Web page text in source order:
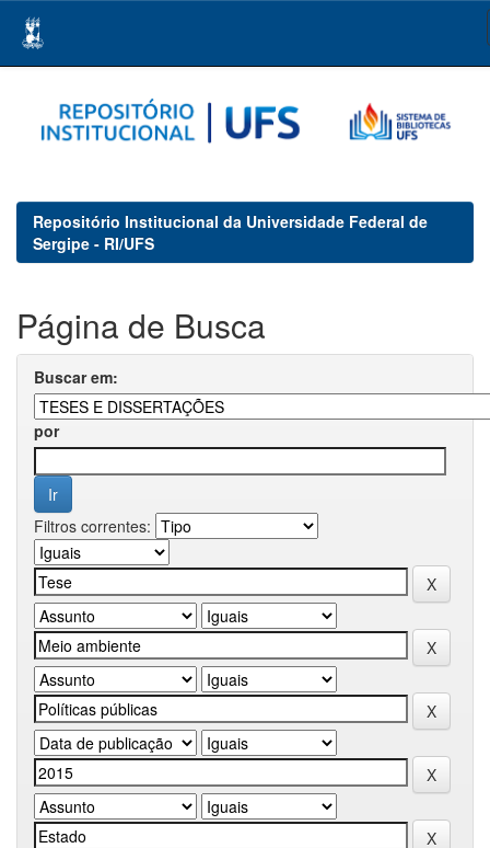
navigation
Repositório Institucional da Universidade Federal de
Sergipe - RI/UFS
Página de Busca
Buscar em:
por
Filtros correntes: